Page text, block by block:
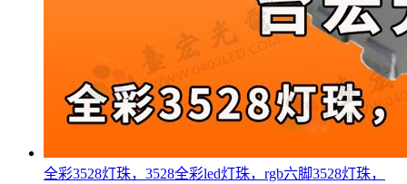
全彩3528灯珠，3528全彩led灯珠，rgb六脚3528灯珠，